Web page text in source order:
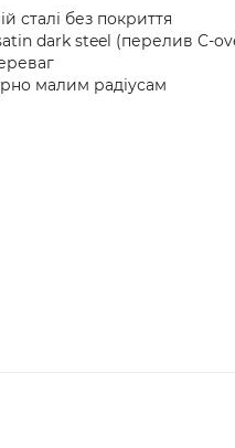
сталі без покриття
dark steel (перелив C-
малим радіусам